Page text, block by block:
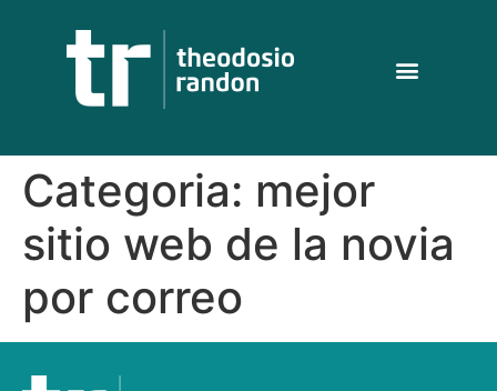
Categoria: mejor
sitio web de la novia
por correo